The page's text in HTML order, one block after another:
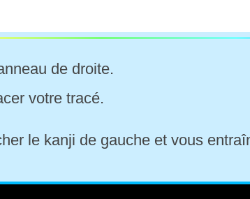
de droite.
votre tracé.
le kanji de gauche et vous